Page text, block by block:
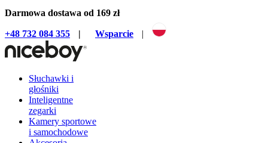
Darmowa dostawa od 169 zł
+48 732 084 355 | Wsparcie |
Słuchawki i
głośniki
Inteligentne
zegarki
Kamery sportowe
i samochodowe